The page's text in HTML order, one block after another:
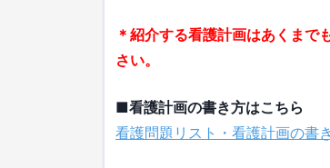
＊紹介する看護計画はあくまで
さい。
■看護計画の書き方はこちら
看護問題リスト・看護計画の書